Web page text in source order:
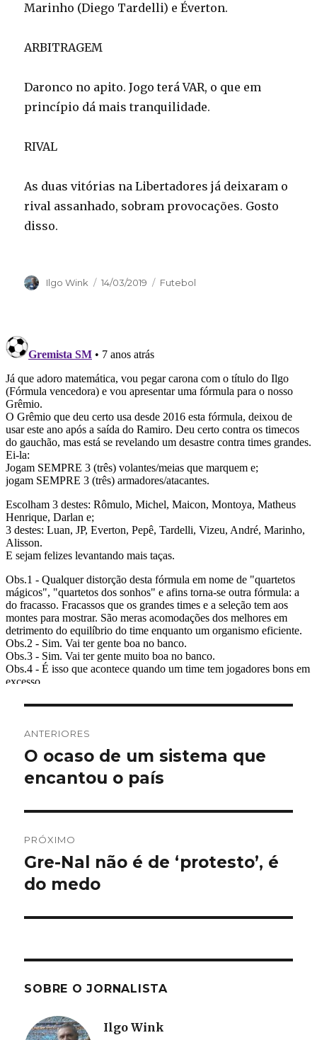
Marinho (Diego Tardelli) e Éverton.
ARBITRAGEM
Daronco no apito. Jogo terá VAR, o que em
princípio dá mais tranquilidade.
RIVAL
As duas vitórias na Libertadores já deixaram o
rival assanhado, sobram provocações. Gosto
disso.
Autor
Ilgo Wink
Publicado
14/03/2019 Categorias
Futebol
de
Post
ANTERIORES
Post
anterior:
O ocaso de um sistema que
encantou o país
PRÓXIMO
Próximo
post:
Gre-Nal não é de ‘protesto’, é
do medo
SOBRE O JORNALISTA
Ilgo Wink